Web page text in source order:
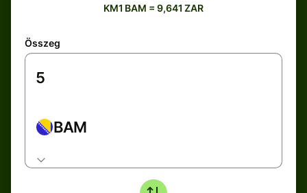
KM1 BAM = 9,641 ZAR
Összeg
BAM